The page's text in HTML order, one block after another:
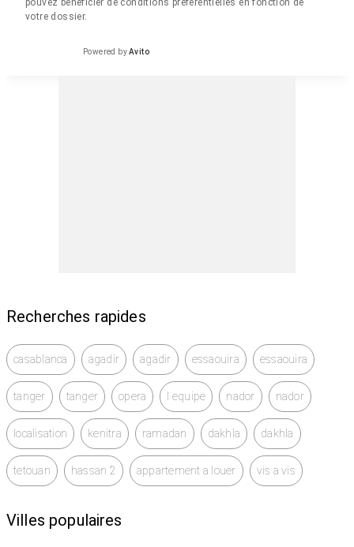
pouvez bénéficier de conditions préférentielles en fonction de
votre dossier.
Powered byAvito
Recherches rapides
casablanca agadir agadir essaouira essaouira
tanger tanger opera l equipe nador nador
localisation kenitra ramadan dakhla dakhla
tetouan hassan 2 appartement a louer vis a vis
Villes populaires